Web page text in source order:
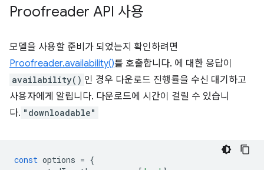
Proofreader API 사용
모델을 사용할 준비가 되었는지 확인하려면
Proofreader.availability()를 호출합니다. 에 대한 응답이
availability() 인 경우 다운로드 진행률을 수신 대기하고
사용자에게 알립니다. 다운로드에 시간이 걸릴 수 있습니
다. "downloadable"
const options = {